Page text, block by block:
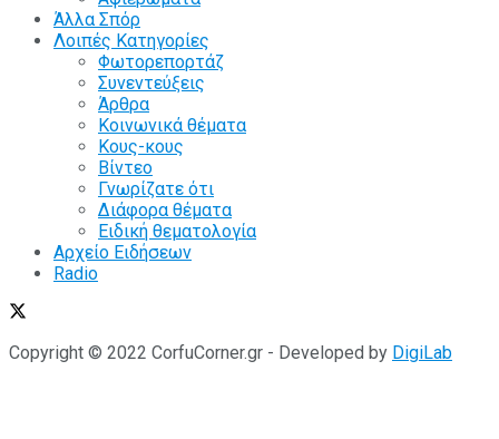
Άλλα Σπόρ
Λοιπές Κατηγορίες
Φωτορεπορτάζ
Συνεντεύξεις
Άρθρα
Κοινωνικά θέματα
Κους-κους
Βίντεο
Γνωρίζατε ότι
Διάφορα θέματα
Ειδική θεματολογία
Αρχείο Ειδήσεων
Radio
Copyright © 2022 CorfuCorner.gr - Developed by DigiLab